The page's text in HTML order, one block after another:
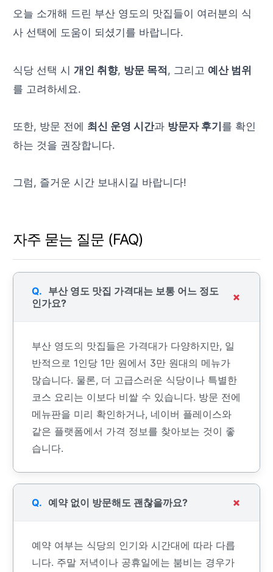
오늘 소개해 드린 부산 영도의 맛집들이 여러분의 식
사 선택에 도움이 되셨기를 바랍니다.
식당 선택 시 개인 취향, 방문 목적, 그리고 예산 범위
를 고려하세요.
또한, 방문 전에 최신 운영 시간과 방문자 후기를 확인
하는 것을 권장합니다.
그럼, 즐거운 시간 보내시길 바랍니다!
자주 묻는 질문 (FAQ)
부산 영도 맛집 가격대는 보통 어느 정도
인가요?
부산 영도의 맛집들은 가격대가 다양하지만, 일
반적으로 1인당 1만 원에서 3만 원대의 메뉴가
많습니다. 물론, 더 고급스러운 식당이나 특별한
코스 요리는 이보다 비쌀 수 있습니다. 방문 전에
메뉴판을 미리 확인하거나, 네이버 플레이스와
같은 플랫폼에서 가격 정보를 찾아보는 것이 좋
습니다.
예약 없이 방문해도 괜찮을까요?
예약 여부는 식당의 인기와 시간대에 따라 다릅
니다. 주말 저녁이나 공휴일에는 붐비는 경우가